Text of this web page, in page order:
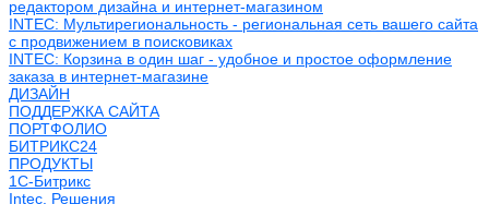
редактором дизайна и интернет-магазином
INTEC: Мультирегиональность - региональная сеть вашего сайта
с продвижением в поисковиках
INTEC: Корзина в один шаг - удобное и простое оформление
заказа в интернет-магазине
ДИЗАЙН
ПОДДЕРЖКА САЙТА
ПОРТФОЛИО
БИТРИКС24
ПРОДУКТЫ
1С-Битрикс
Intec. Решения